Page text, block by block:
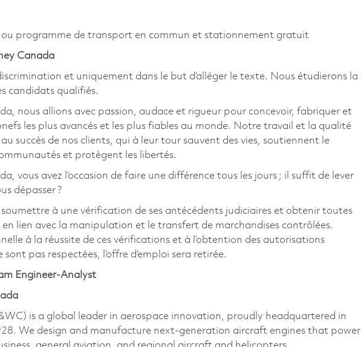
programme de transport en commun et stationnement gratuit
Canada
et uniquement dans le but d’alléger le texte. Nous étudierons la
candidats qualifiés.
nous allions avec passion, audace et rigueur pour concevoir, fabriquer et
les plus avancés et les plus fiables au monde. Notre travail et la qualité
succès de nos clients, qui à leur tour sauvent des vies, soutiennent le
et protègent les libertés.
vous avez l’occasion de faire une différence tous les jours ; il suffit de lever
dépasser ?
à une vérification de ses antécédents judiciaires et obtenir toutes
en lien avec la manipulation et le transfert de marchandises contrôlées.
à la réussite de ces vérifications et à l’obtention des autorisations
pas respectées, l’offre d’emploi sera retirée.
Engineer-Analyst
is a global leader in aerospace innovation, proudly headquartered in
We design and manufacture next-generation aircraft engines that power